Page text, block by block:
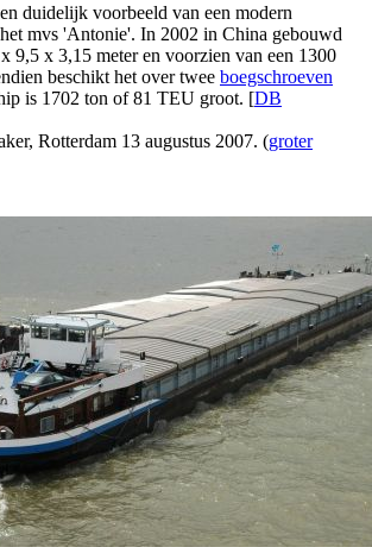
duidelijk voorbeeld van een modern
mvs 'Antonie'. In 2002 in China gebouwd
9,5 x 3,15 meter en voorzien van een 1300
beschikt het over twee boegschroeven
is 1702 ton of 81 TEU groot. [DB
Rotterdam 13 augustus 2007. (groter